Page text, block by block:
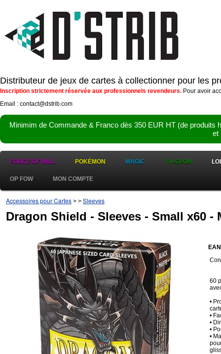
Distributeur de jeux de cartes à collectionner pour les
Inscription strictement réservée aux professionnels revendeurs. Pour avoir
Email : contact@dstrib.com
Minimim de Commande & Franco dès 350 EUR HT (de
et
FORCE OF WILL POKÉMON MAGIC YU-GI-OH
OP FOW MON COMPTE
Accessoires pour Cartes > > Sleeves
Dragon Shield - Sleeves - Small x60 -
60
•
•
•
•
•